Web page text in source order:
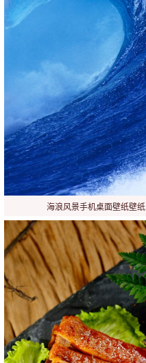
海浪风景手机桌面壁纸壁纸